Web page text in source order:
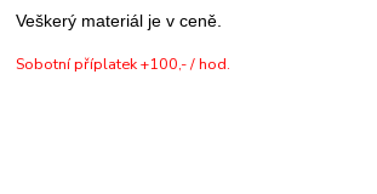
Veškerý materiál je v ceně.
Sobotní příplatek +100,- / hod.